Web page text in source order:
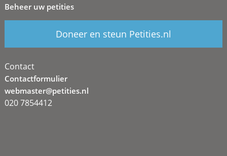
Beheer uw petities
Doneer en steun Petities.nl
Contact
Contactformulier
webmaster@petities.nl
020 7854412